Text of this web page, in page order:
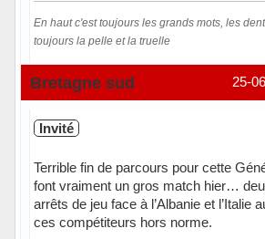
En haut c'est toujours les grands mots, les
toujours la pelle et la truelle
Hors ligne 25-
Bretagne sud
Invité
Terrible fin de parcours pour cette
font vraiment un gros match hier…
arrêts de jeu face à l’Albanie et l’Italie
ces compétiteurs hors norme.